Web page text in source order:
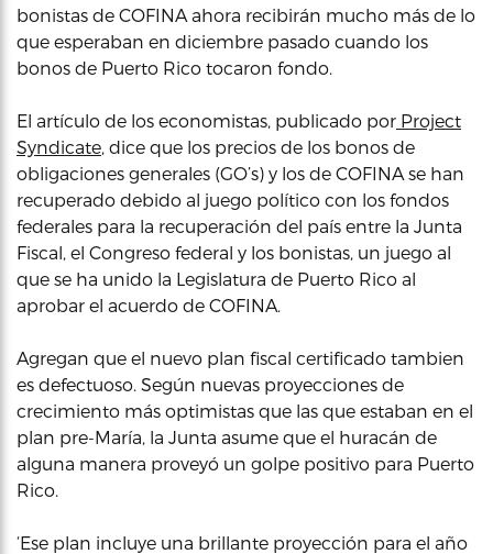
bonistas de COFINA ahora recibirán mucho más de lo
que esperaban en diciembre pasado cuando los
bonos de Puerto Rico tocaron fondo.
El artículo de los economistas, publicado por Project
Syndicate, dice que los precios de los bonos de
obligaciones generales (GO’s) y los de COFINA se han
recuperado debido al juego político con los fondos
federales para la recuperación del país entre la Junta
Fiscal, el Congreso federal y los bonistas, un juego al
que se ha unido la Legislatura de Puerto Rico al
aprobar el acuerdo de COFINA.
Agregan que el nuevo plan fiscal certificado tambien
es defectuoso. Según nuevas proyecciones de
crecimiento más optimistas que las que estaban en el
plan pre-María, la Junta asume que el huracán de
alguna manera proveyó un golpe positivo para Puerto
Rico.
‘Ese plan incluye una brillante proyección para el año